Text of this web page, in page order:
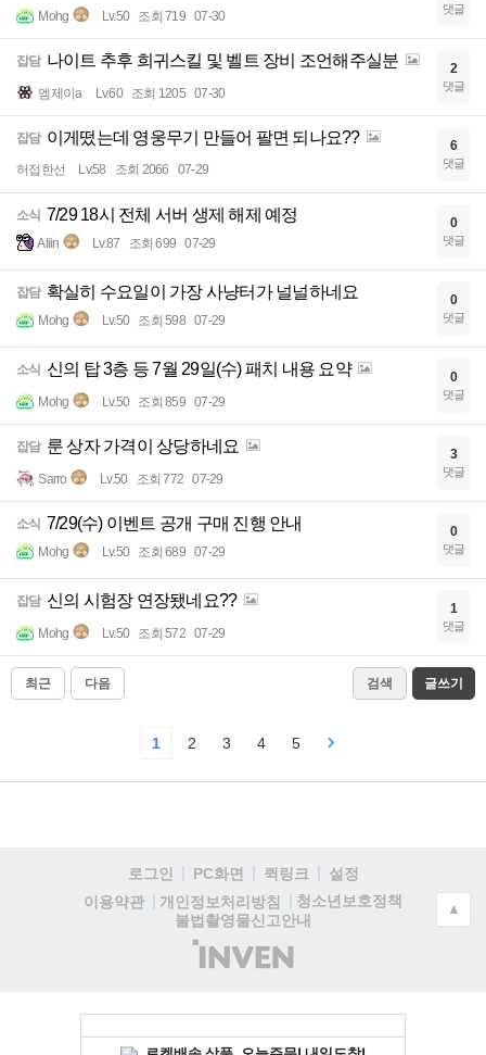
Mohg Lv.50 조회 719 07-30 댓글
잡담 나이트 추후 희귀스킬 및 벨트 장비 조언해주실분
엠제이a Lv.60 조회 1205 07-30
2
댓글
잡담 이게떴는데 영웅무기 만들어 팔면 되나요??
허접한선 Lv.58 조회 2066 07-29
6
댓글
소식 7/29 18시 전체 서버 생제 해제 예정
Aliin Lv.87 조회 699 07-29
0
댓글
잡담 확실히 수요일이 가장 사냥터가 널널하네요
Mohg Lv.50 조회 598 07-29
0
댓글
소식 신의 탑 3층 등 7월 29일(수) 패치 내용 요약
Mohg Lv.50 조회 859 07-29
0
댓글
잡담 룬 상자 가격이 상당하네요
Sarro Lv.50 조회 772 07-29
3
댓글
소식 7/29(수) 이벤트 공개 구매 진행 안내
Mohg Lv.50 조회 689 07-29
0
댓글
잡담 신의 시험장 연장됐네요??
Mohg Lv.50 조회 572 07-29
1
댓글
최근 다음 검색 글쓰기
1 2 3 4 5
로그인 PC화면 퀵링크
설정
이용약관
개인정보처리방침
청소년보호정책
불법촬영물신고안내
(주)
인
▲